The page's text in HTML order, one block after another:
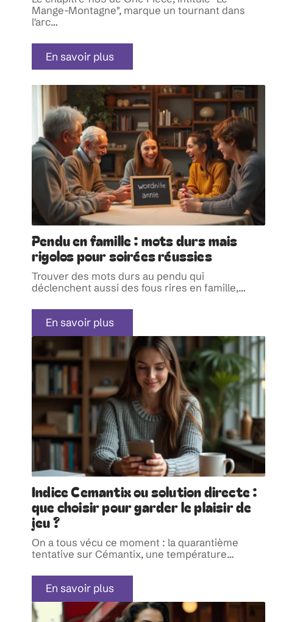
Mange-Montagne", marque un tournant dans
l'arc…
En savoir plus
Pendu en famille : mots durs mais
rigolos pour soirées réussies
Trouver des mots durs au pendu qui
déclenchent aussi des fous rires en famille,…
En savoir plus
Indice Cemantix ou solution directe :
que choisir pour garder le plaisir de
jeu ?
On a tous vécu ce moment : la quarantième
tentative sur Cémantix, une température…
En savoir plus